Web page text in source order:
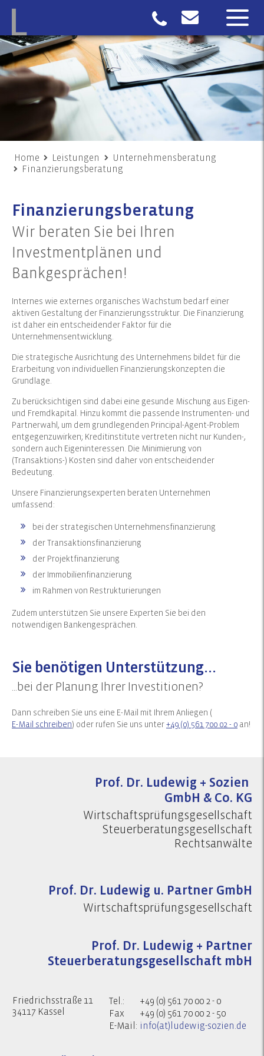
Home Leistungen
Unternehmensberatung
Finanzierungsberatung
Finanzierungsberatung
Wir beraten Sie bei Ihren
Investmentplänen und
Bankgesprächen!
Internes wie externes organisches Wachstum bedarf einer
aktiven Gestaltung der Finanzierungsstruktur. Die Finanzierung
ist daher ein entscheidender Faktor für die
Unternehmensentwicklung.
Die strategische Ausrichtung des Unternehmens bildet für die
Erarbeitung von individuellen Finanzierungskonzepten die
Grundlage.
Zu berücksichtigen sind dabei eine gesunde Mischung aus Eigen-
und Fremdkapital. Hinzu kommt die passende Instrumenten- und
Partnerwahl, um dem grundlegenden Principal-Agent-Problem
entgegenzuwirken; Kreditinstitute vertreten nicht nur Kunden-,
sondern auch Eigeninteressen. Die Minimierung von
(Transaktions-) Kosten sind daher von entscheidender
Bedeutung.
Unsere Finanzierungsexperten beraten Unternehmen
umfassend:
bei der strategischen Unternehmensfinanzierung
der Transaktionsfinanzierung
der Projektfinanzierung
der Immobilienfinanzierung
im Rahmen von Restrukturierungen
Zudem unterstützen Sie unsere Experten Sie bei den
notwendigen Bankengesprächen.
Sie benötigen Unterstützung...
...bei der Planung Ihrer Investitionen?
Dann schreiben Sie uns eine E-Mail mit Ihrem Anliegen (
E-Mail schreiben) oder rufen Sie uns unter+49 (0) 561 700 02 - 0 an!
Prof. Dr. Ludewig + Sozien
GmbH & Co. KG
Wirtschaftsprüfungsgesellschaft
Steuerberatungsgesellschaft
Rechtsanwälte
Prof. Dr. Ludewig u. Partner GmbH
Wirtschaftsprüfungsgesellschaft
Prof. Dr. Ludewig + Partner
Steuerberatungsgesellschaft mbH
Friedrichsstraße 11
34117 Kassel
Tel.:
+49 (0) 561 70 00 2 - 0
Fax
+49 (0) 561 70 00 2 - 50
E-Mail: info(at)ludewig-sozien.de